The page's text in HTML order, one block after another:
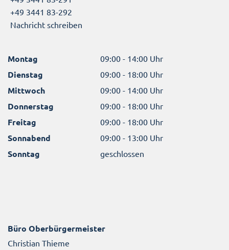
+49 3441 83-292
Nachricht schreiben
Montag 09:00 - 14:00 Uhr
Dienstag 09:00 - 18:00 Uhr
Mittwoch 09:00 - 14:00 Uhr
Donnerstag 09:00 - 18:00 Uhr
Freitag 09:00 - 18:00 Uhr
Sonnabend 09:00 - 13:00 Uhr
Sonntag geschlossen
Büro Oberbürgermeister
Christian Thieme